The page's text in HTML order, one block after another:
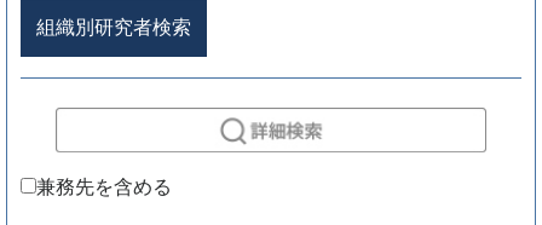
組織別研究者検索
兼務先を含める